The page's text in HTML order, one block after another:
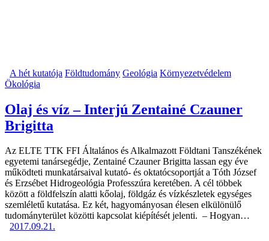
A hét kutatója Földtudomány Geológia Környezetvédelem
Ökológia
Olaj és víz – Interjú Zentainé Czauner
Brigitta
Az ELTE TTK FFI Általános és Alkalmazott Földtani Tanszékének
egyetemi tanársegédje, Zentainé Czauner Brigitta lassan egy éve
működteti munkatársaival kutató- és oktatócsoportját a Tóth József
és Erzsébet Hidro­geo­ló­gia Pro­fesszúra keretében. A cél többek
között a földfelszín alatti kőolaj, földgáz és vízkészletek egységes
szemléletű kutatása. Ez két, hagyományosan élesen elkülönülő
tudományterület közötti kapcsolat kiépítését jelenti. ­ – Hogyan…
2017.09.21.